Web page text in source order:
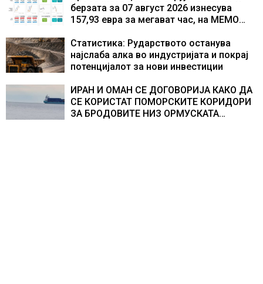
берзата за 07 август 2026 изнесува
157,93 евра за мегават час, на МЕМО
Статистика: Рударството останува
најслаба алка во индустријата и покрај
потенцијалот за нови инвестиции
ИРАН И ОМАН СЕ ДОГОВОРИЈА КАКО ДА
СЕ КОРИСТАТ ПОМОРСКИТЕ КОРИДОРИ
ЗА БРОДОВИТЕ НИЗ ОРМУСКАТА